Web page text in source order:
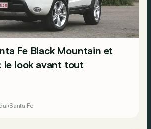
Fe Black Mountain et
le look avant tout
Santa Fe